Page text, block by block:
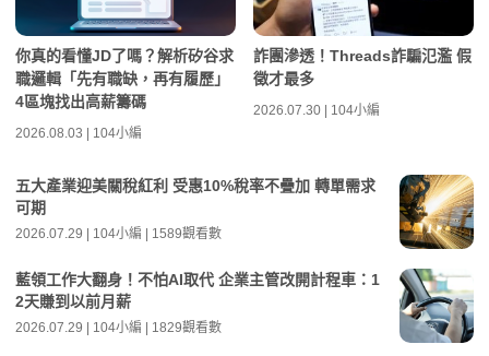
你真的看懂JD了嗎？解析矽谷求
職邏輯「先有職缺，再有履歷」
4區塊找出高薪籌碼
2026.08.03 | 104小編
詐團滲透！Threads詐騙氾濫 假
徵才最多
2026.07.30 | 104小編
五大產業迎美關稅紅利 受惠10%稅率不疊加 轉單需求
可期
2026.07.29 | 104小編 | 1589觀看數
藍領工作大翻身！不怕AI取代 企業主管改開計程車：1
2天賺到以前月薪
2026.07.29 | 104小編 | 1829觀看數